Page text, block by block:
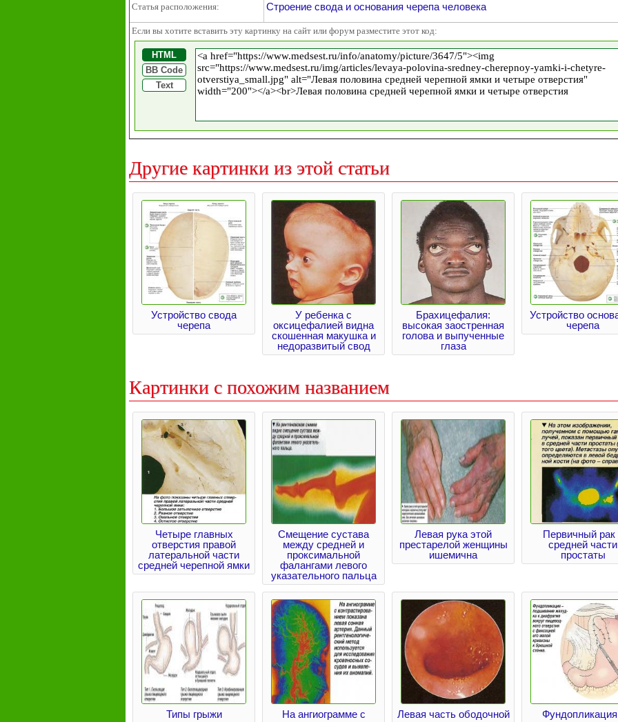
Статья расположения: Строение свода и основания черепа человека
Если вы хотите вставить эту картинку на сайт или форум разместите этот код:
HTML
BB Code
Text
Другие картинки из этой статьи
Устройство свода
черепа
У ребенка с
оксицефалией видна
скошенная макушка и
недоразвитый свод
Брахицефалия:
высокая заостренная
голова и выпученные
глаза
Устройство
черепа
Картинки с похожим названием
Четыре главных
отверстия правой
латеральной части
средней черепной ямки
Смещение сустава
между средней и
проксимальной
фалангами левого
указательного пальца
Левая рука этой
престарелой женщины
ишемична
Первичный рак
средней части
простаты
Типы грыжи
На ангиограмме с
Левая часть ободочной